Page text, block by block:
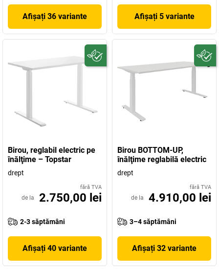
Afișați 36 variante Afișați 5 variante
Birou, reglabil electric pe
înălţime – Topstar
drept
fără TVA
de la 2.750,00 lei
2-3 săptămâni
Afișați 40 variante
Birou BOTTOM-UP,
înălţime reglabilă electric
drept
fără TVA
de la 4.910,00 lei
3–4 săptămâni
Afișați 32 variante